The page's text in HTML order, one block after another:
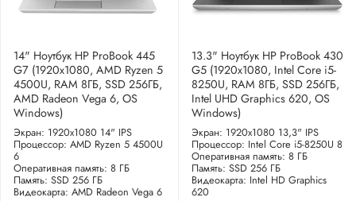
14" Ноутбук HP ProBook 445
G7 (1920x1080, AMD Ryzen 5
4500U, RAM 8ГБ, SSD 256ГБ,
AMD Radeon Vega 6, OS
Windows)
Экран: 1920x1080 14" IPS
Процессор: AMD Ryzen 5 4500U
6
Оперативная память: 8 ГБ
Память: SSD 256 ГБ
Видеокарта: AMD Radeon Vega 6
13.3" Ноутбук HP ProBook 430
G5 (1920x1080, Intel Core i5-
8250U, RAM 8ГБ, SSD 256ГБ,
Intel UHD Graphics 620, OS
Windows)
Экран: 1920x1080 13,3" IPS
Процессор: Intel Core i5-8250U 8
Оперативная память: 8 ГБ
Память: SSD 256 ГБ
Видеокарта: Intel HD Graphics
620